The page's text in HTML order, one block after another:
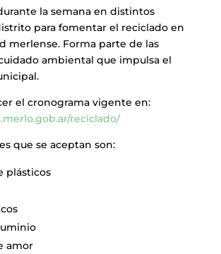
la semana en distintos
para fomentar el reciclado en
merlense. Forma parte de las
ambiental que impulsa el
el cronograma vigente en:
reciclado/
que se aceptan son:
plásticos
amor